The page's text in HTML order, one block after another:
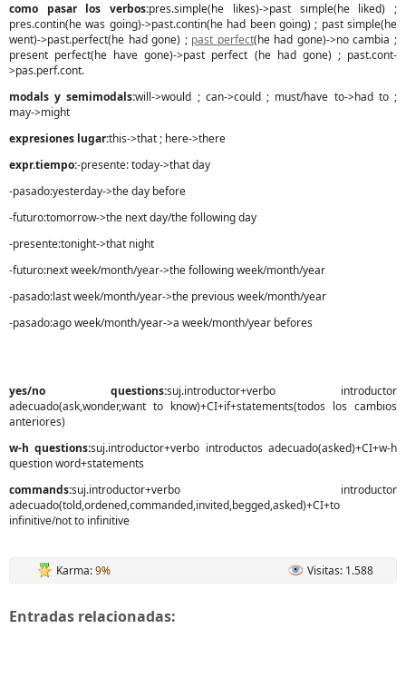
como pasar los verbos:pres.simple(he likes)->past simple(he liked) ;
pres.contin(he was going)->past.contin(he had been going) ; past simple(he
went)->past.perfect(he had gone) ; past perfect(he had gone)->no cambia ;
present perfect(he have gone)->past perfect (he had gone) ; past.cont-
>pas.perf.cont.
modals y semimodals:will->would ; can->could ; must/have to->had to ;
may->might
expresiones lugar:this->that ; here->there
expr.tiempo:-presente: today->that day
-pasado:yesterday->the day before
-futuro:tomorrow->the next day/the following day
-presente:tonight->that night
-futuro:next week/month/year->the following week/month/year
-pasado:last week/month/year->the previous week/month/year
-pasado:ago week/month/year->a week/month/year befores
yes/no questions:suj.introductor+verbo introductor
adecuado(ask,wonder,want to know)+CI+if+statements(todos los cambios
anteriores)
w-h questions:suj.introductor+verbo introductos adecuado(asked)+CI+w-h
question word+statements
commands:suj.introductor+verbo introductor
adecuado(told,ordened,commanded,invited,begged,asked)+CI+to
infinitive/not to infinitive
Karma:9% Visitas: 1.588
Entradas relacionadas: